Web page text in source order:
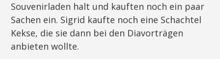
Souvenirladen halt und kauften noch ein paar
Sachen ein. Sigrid kaufte noch eine Schachtel
Kekse, die sie dann bei den Diavorträgen
anbieten wollte.